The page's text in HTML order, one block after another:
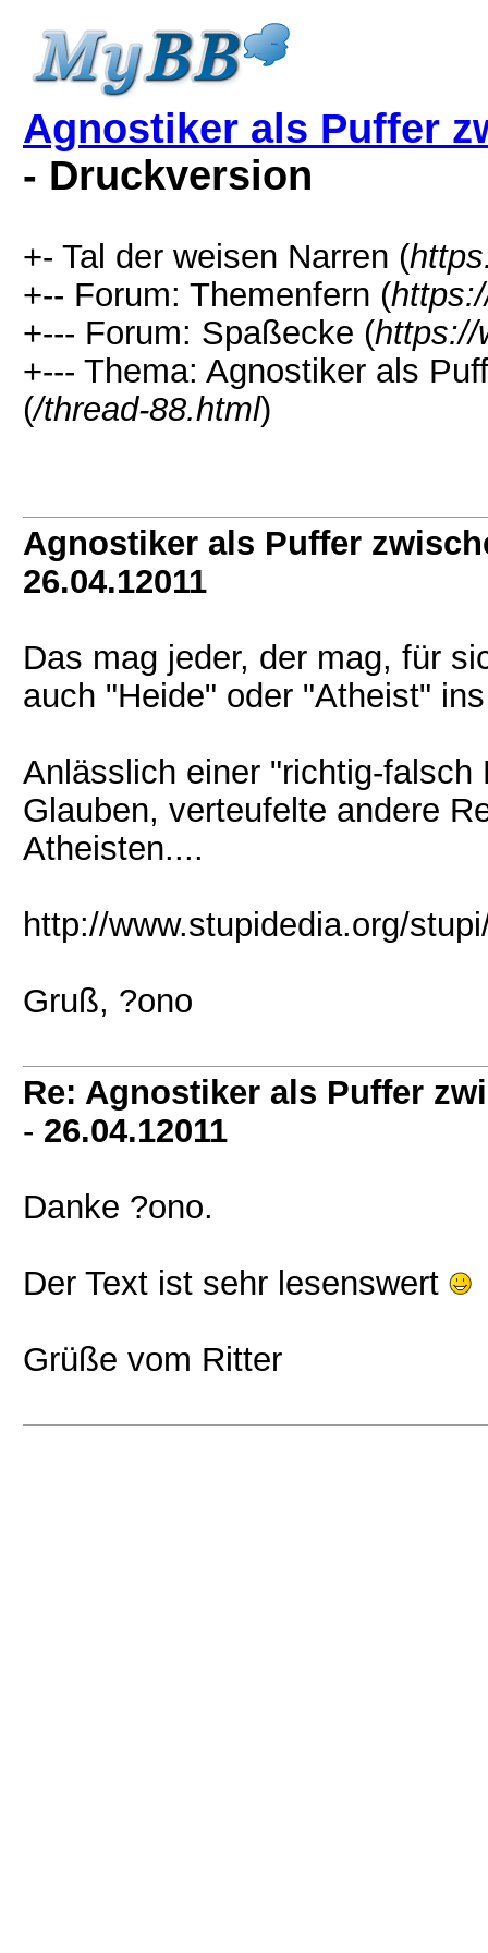
Agnostiker als Puffer
- Druckversion
+- Tal der weisen Narren (
+-- Forum: Themenfern (
+--- Forum: Spaßecke (https://
+--- Thema: Agnostiker als
(/thread-88.html)
Agnostiker als Puffer
26.04.12011
Das mag jeder, der mag, für
auch "Heide" oder "Atheist"
Anlässlich einer "richtig-
Glauben, verteufelte andere
Atheisten....
http://www.stupidedia.org/
Gruß, ?ono
Re: Agnostiker als Puffer
- 26.04.12011
Danke ?ono.
Der Text ist sehr lesenswert
Grüße vom Ritter